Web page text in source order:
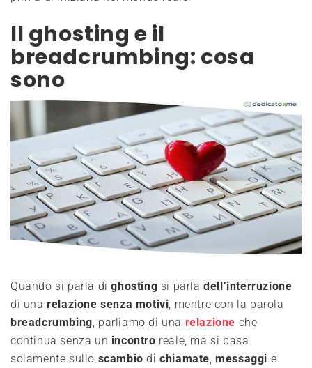
Il ghosting e il
breadcrumbing: cosa
sono
Quando si parla dighosting si parladell’interruzione
di unarelazione senza motivi, mentre con la parola
breadcrumbing, parliamo di una relazione che
continua senza un incontro reale, ma si basa
solamente sullo scambio dichiamate,messaggi e